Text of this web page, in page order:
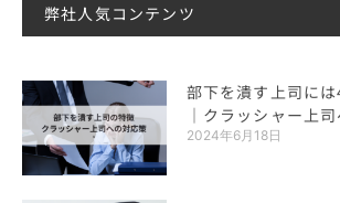
弊社人気コンテンツ
部下を潰す上司に
｜クラッシャー上
2024年6月18日